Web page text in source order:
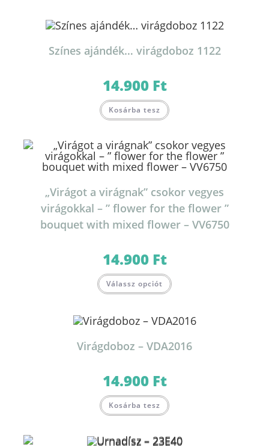
Színes ajándék… virágdoboz 1122
14.900 Ft
Kosárba tesz
„Virágot a virágnak” csokor vegyes
virágokkal – ” flower for the flower ”
bouquet with mixed flower – VV6750
14.900 Ft
Válassz opciót
Virágdoboz – VDA2016
14.900 Ft
Kosárba tesz